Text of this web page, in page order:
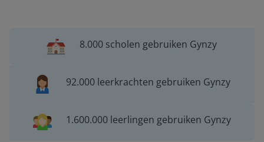
8.000 scholen gebruiken Gynzy
92.000 leerkrachten gebruiken Gynzy
1.600.000 leerlingen gebruiken Gynzy